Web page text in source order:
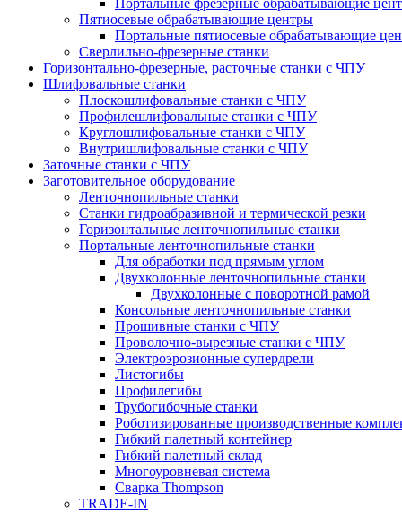
Портальные фрезерные обрабатывающие
Пятиосевые обрабатывающие центры
Портальные пятиосевые обрабатывающие
Сверлильно-фрезерные станки
Горизонтально-фрезерные, расточные станки с ЧПУ
Шлифовальные станки
Плоскошлифовальные станки с ЧПУ
Профилешлифовальные станки с ЧПУ
Круглошлифовальные станки с ЧПУ
Внутришлифовальные станки с ЧПУ
Заточные станки с ЧПУ
Заготовительное оборудование
Ленточнопильные станки
Станки гидроабразивной и термической резки
Горизонтальные ленточнопильные станки
Портальные ленточнопильные станки
Для обработки под прямым углом
Двухколонные ленточнопильные станки
Двухколонные с поворотной рамой
Консольные ленточнопильные станки
Прошивные станки с ЧПУ
Проволочно-вырезные станки с ЧПУ
Электроэрозионные супердрели
Листогибы
Профилегибы
Трубогибочные станки
Роботизированные производственные
Гибкий палетный контейнер
Гибкий палетный склад
Многоуровневая система
Сварка Thompson
TRADE-IN